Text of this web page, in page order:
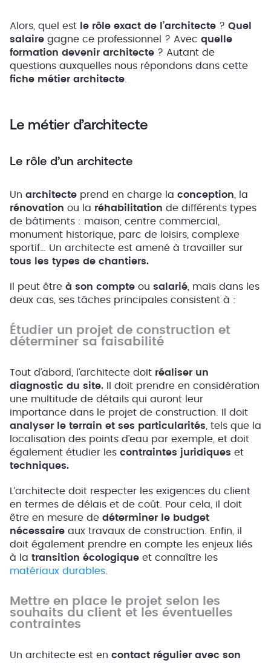
Alors, quel est le rôle exact de l’architecte ? Quel
salaire gagne ce professionnel ? Avec quelle
formation devenir architecte ? Autant de
questions auxquelles nous répondons dans cette
fiche métier architecte
Le métier d’architecte
Le rôle d’un architecte
Un architecte prend en charge la conception , la
rénovation ou la réhabilitation de différents types
de bâtiments : maison, centre commercial,
monument historique, parc de loisirs, complexe
sportif… Un architecte est amené à travailler sur
tous les types de chantiers.
Il peut être à son compte ou salarié , mais dans les
deux cas, ses tâches principales consistent à :
Étudier un projet de construction et
déterminer sa faisabilité
Tout d’abord, l’architecte doit réaliser un
diagnostic du site. Il doit prendre en considération
une multitude de détails qui auront leur
importance dans le projet de construction. Il doit
analyser le terrain et ses particularités , tels que la
localisation des points d’eau par exemple, et doit
également étudier les contraintes juridiques et
techniques.
L’architecte doit respecter les exigences du client
en termes de délais et de coût. Pour cela, il doit
être en mesure de déterminer le budget
nécessaire aux travaux de construction. Enfin, il
doit également prendre en compte les enjeux liés
à la transition écologique et connaître les
matériaux durables
Mettre en place le projet selon les
souhaits du client et les éventuelles
contraintes
Un architecte est en contact régulier avec son